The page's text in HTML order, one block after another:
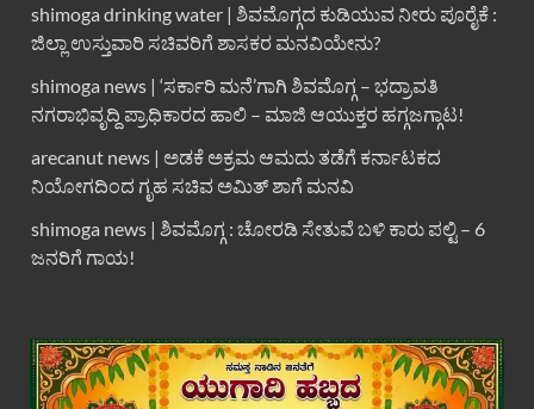
shimoga drinking water | ಶಿವಮೊಗ್ಗದ ಕುಡಿಯುವ ನೀರು ಪೂರೈಕೆ :
ಜಿಲ್ಲಾ ಉಸ್ತುವಾರಿ ಸಚಿವರಿಗೆ ಶಾಸಕರ ಮನವಿಯೇನು?
shimoga news | ‘ಸರ್ಕಾರಿ ಮನೆ’ಗಾಗಿ ಶಿವಮೊಗ್ಗ – ಭದ್ರಾವತಿ
ನಗರಾಭಿವೃದ್ದಿ ಪ್ರಾಧಿಕಾರದ ಹಾಲಿ – ಮಾಜಿ ಆಯುಕ್ತರ ಹಗ್ಗಜಗ್ಗಾಟ!
arecanut news | ಅಡಕೆ ಅಕ್ರಮ ಆಮದು ತಡೆಗೆ ಕರ್ನಾಟಕದ
ನಿಯೋಗದಿಂದ ಗೃಹ ಸಚಿವ ಅಮಿತ್ ಶಾಗೆ ಮನವಿ
shimoga news | ಶಿವಮೊಗ್ಗ : ಚೋರಡಿ ಸೇತುವೆ ಬಳಿ ಕಾರು ಪಲ್ಟಿ – 6
ಜನರಿಗೆ ಗಾಯ!